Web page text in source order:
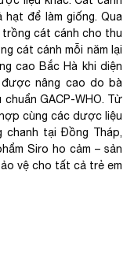
để làm giống. Qua
trồng cát cánh cho thu
cát cánh mỗi năm lại
cao Bắc Hà khi diện
nâng cao do bà
GACP-WHO. Từ
cùng các dược liệu
chanh tại Đồng Tháp,
Siro ho cảm – sản
vệ cho tất cả trẻ em